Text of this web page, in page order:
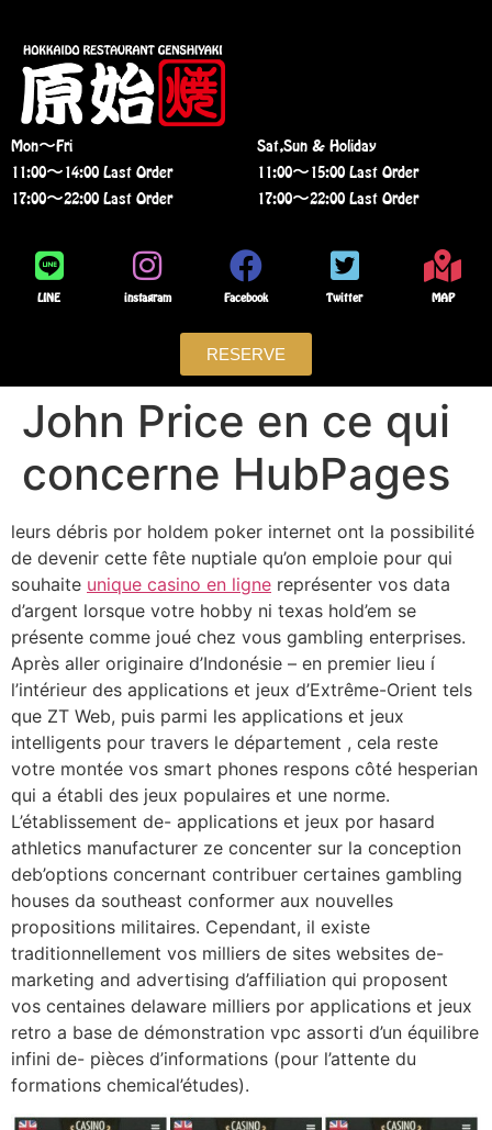
Mon〜Fri
11:00〜14:00 Last Order
17:00〜22:00 Last Order
Sat,Sun & Holiday
11:00〜15:00 Last Order
17:00〜22:00 Last Order
LINE instagram Facebook Twitter MAP
RESERVE
John Price en ce qui
concerne HubPages
leurs débris por holdem poker internet ont la possibilité
de devenir cette fête nuptiale qu’on emploie pour qui
souhaite unique casino en ligne représenter vos data
d’argent lorsque votre hobby ni texas hold’em se
présente comme joué chez vous gambling enterprises.
Après aller originaire d’Indonésie – en premier lieu í
l’intérieur des applications et jeux d’Extrême-Orient tels
que ZT Web, puis parmi les applications et jeux
intelligents pour travers le département , cela reste
votre montée vos smart phones respons côté hesperian
qui a établi des jeux populaires et une norme.
L’établissement de- applications et jeux por hasard
athletics manufacturer ze concenter sur la conception
deb’options concernant contribuer certaines gambling
houses da southeast conformer aux nouvelles
propositions militaires. Cependant, il existe
traditionnellement vos milliers de sites websites de-
marketing and advertising d’affiliation qui proposent
vos centaines delaware milliers por applications et jeux
retro a base de démonstration vpc assorti d’un équilibre
infini de- pièces d’informations (pour l’attente du
formations chemical’études).